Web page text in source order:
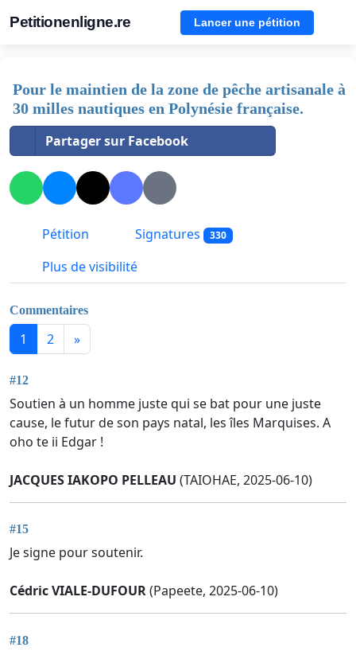
Petitionenligne.re Lancer une pétition
Pour le maintien de la zone de pêche artisanale à
30 milles nautiques en Polynésie française.
Partager sur Facebook
Pétition Signatures 330
Plus de visibilité
Commentaires
1 2 »
#12
Soutien à un homme juste qui se bat pour une juste
cause, le futur de son pays natal, les îles Marquises. A
oho te ii Edgar !
JACQUES IAKOPO PELLEAU (TAIOHAE, 2025-06-10)
#15
Je signe pour soutenir.
Cédric VIALE-DUFOUR(Papeete, 2025-06-10)
#18